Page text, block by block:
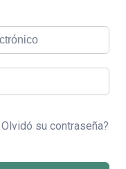
Olvidó su contraseña?